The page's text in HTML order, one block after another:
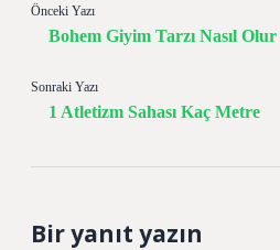
Önceki Yazı
Bohem Giyim Tarzı Nasıl Olur
Sonraki Yazı
1 Atletizm Sahası Kaç Metre
Bir yanıt yazın